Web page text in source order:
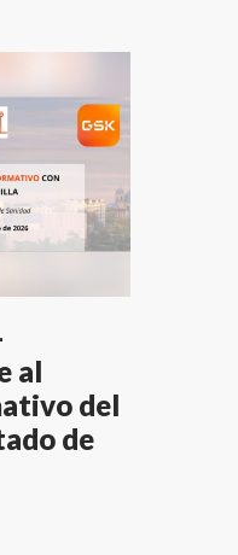
al
del
de